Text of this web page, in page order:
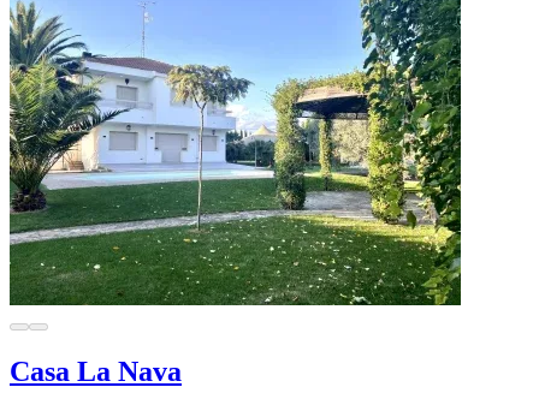
Casa La Nava